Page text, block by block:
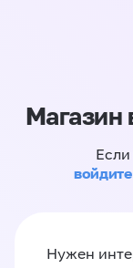
Магазин
Если
Нужен